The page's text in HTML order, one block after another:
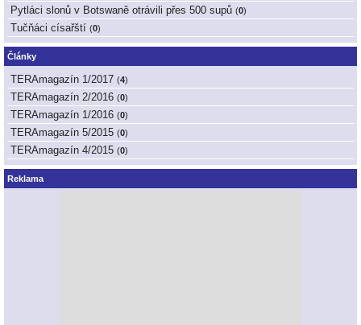
Pytláci slonů v Botswaně otrávili přes 500 supů (0)
Tučňáci císařští (0)
Články
TERAmagazín 1/2017 (4)
TERAmagazín 2/2016 (0)
TERAmagazín 1/2016 (0)
TERAmagazín 5/2015 (0)
TERAmagazín 4/2015 (0)
Reklama